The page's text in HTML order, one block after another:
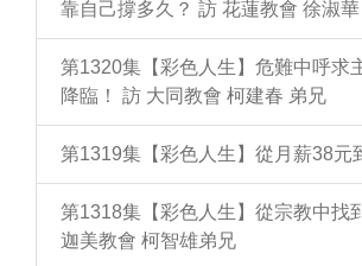
靠自己撐多久？ 訪 花蓮教會 徐淑
第1320集【彩色人生】危難中呼求
降臨！ 訪 大同教會 柯建春 弟兄
第1319集【彩色人生】從月薪38元
第1318集【彩色人生】從宗教中找
迦美教會 柯智雄弟兄